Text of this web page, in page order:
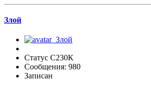
Злой
Статус С230К
Сообщения: 980
Записан